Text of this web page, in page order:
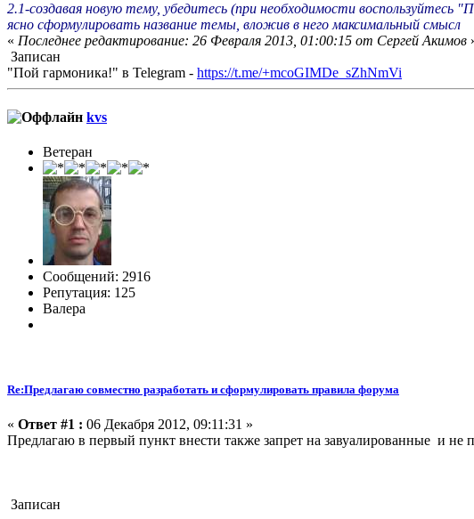
2.1-создавая новую тему, убедитесь (при необходимости
ясно сформулировать название темы, вложив в него максимальный смысл
« Последнее редактирование: 26 Февраля 2013, 01:00:15 от Сергей Акимов
Записан
"Пой гармоника!" в Telegram - https://t.me/+mcoGIMDe_sZhNmVi
kvs
Ветеран
Сообщений: 2916
Репутация: 125
Валера
Re:Предлагаю совместно разработать и сформулировать правила форума
« Ответ #1 : 06 Декабря 2012, 09:11:31 »
Предлагаю в первый пункт внести также запрет на завуалированные и не
Записан